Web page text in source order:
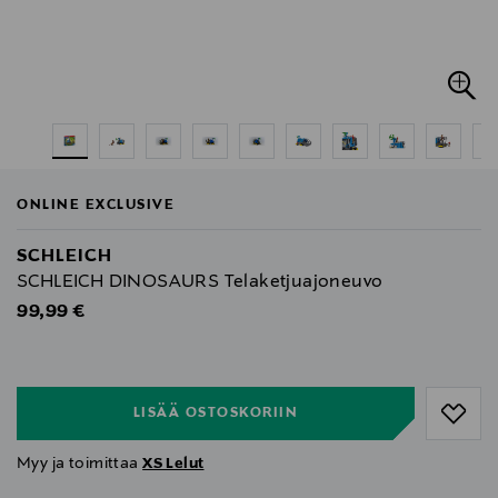
ONLINE EXCLUSIVE
SCHLEICH
SCHLEICH DINOSAURS Telaketjuajoneuvo
Original Price
99,99 €
LISÄÄ OSTOSKORIIN
Myy ja toimittaaXS Lelut